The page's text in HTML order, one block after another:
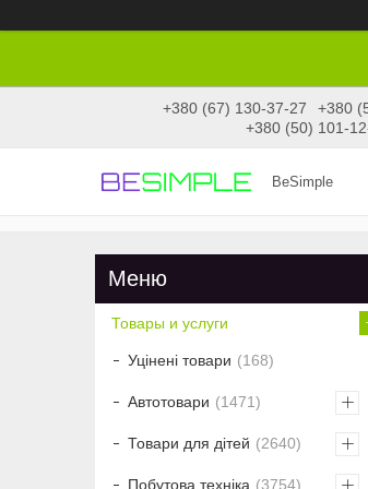
+380 (67) 130-37-27
+380
+380 (50) 101-
BeSimple
Товары и услуги
Уцінені товари 168
Автотовари 1471
Товари для дітей 2640
Побутова техніка 3754